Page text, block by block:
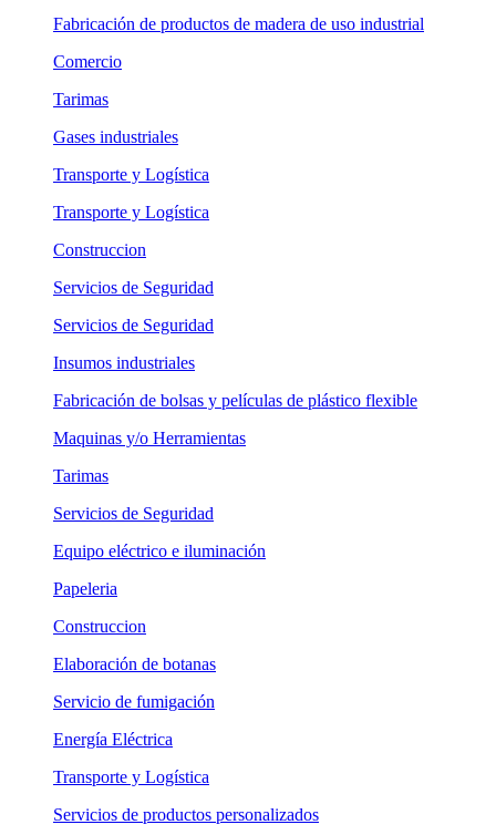
Fabricación de productos de madera de uso industrial
Comercio
Tarimas
Gases industriales
Transporte y Logística
Transporte y Logística
Construccion
Servicios de Seguridad
Servicios de Seguridad
Insumos industriales
Fabricación de bolsas y películas de plástico flexible
Maquinas y/o Herramientas
Tarimas
Servicios de Seguridad
Equipo eléctrico e iluminación
Papeleria
Construccion
Elaboración de botanas
Servicio de fumigación
Energía Eléctrica
Transporte y Logística
Servicios de productos personalizados